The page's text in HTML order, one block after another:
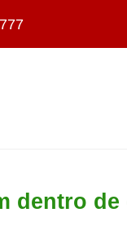
dentro